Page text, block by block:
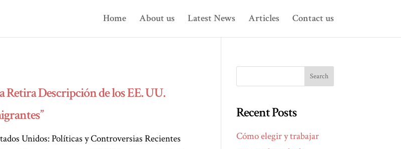
Home About us Latest News Articles Contact us
Retira Descripción de los EE. UU.
Unidos: Políticas y Controversias Recientes
Recent Posts
Cómo elegir y trabajar